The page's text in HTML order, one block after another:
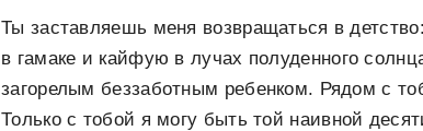
Ты заставляешь меня возвращаться в
в гамаке и кайфую в лучах полуденного
загорелым беззаботным ребенком. Рядом с
Только с тобой я могу быть той наивной